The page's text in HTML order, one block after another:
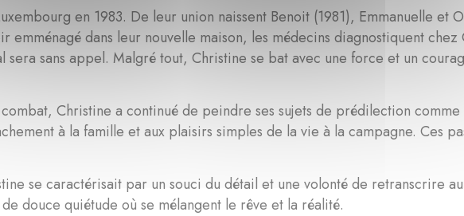
en 1983. De leur union naissent Benoit (1981), Emmanuelle et
emménagé dans leur nouvelle maison, les médecins diagnostiquent chez
sera sans appel. Malgré tout, Christine se bat avec une force et un
Christine a continué de peindre ses sujets de prédilection comme
à la famille et aux plaisirs simples de la vie à la campagne. Ces
se caractérisait par un souci du détail et une volonté de retranscrire
douce quiétude où se mélangent le rêve et la réalité.